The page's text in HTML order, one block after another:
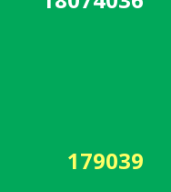
179039